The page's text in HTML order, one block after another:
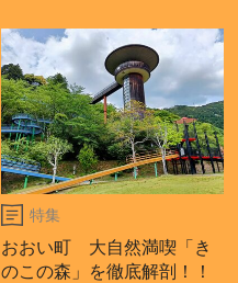
特集
おおい町 大自然満喫「き
のこの森」を徹底解剖！！